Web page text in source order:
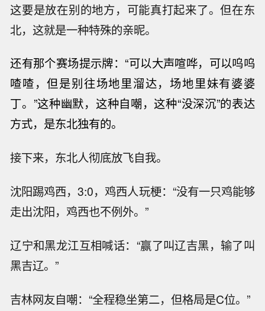
这要是放在别的地方，可能真打起来了。但在东
北，这就是一种特殊的亲昵。
还有那个赛场提示牌：“可以大声喧哗，可以呜呜
喳喳，但是别往场地里溜达，场地里妹有婆婆
丁。”这种幽默，这种自嘲，这种“没深沉”的表达
方式，是东北独有的。
接下来，东北人彻底放飞自我。
沈阳踢鸡西，3:0，鸡西人玩梗：“没有一只鸡能够
走出沈阳，鸡西也不例外。”
辽宁和黑龙江互相喊话：“赢了叫辽吉黑，输了叫
黑吉辽。”
吉林网友自嘲：“全程稳坐第二，但格局是C位。”